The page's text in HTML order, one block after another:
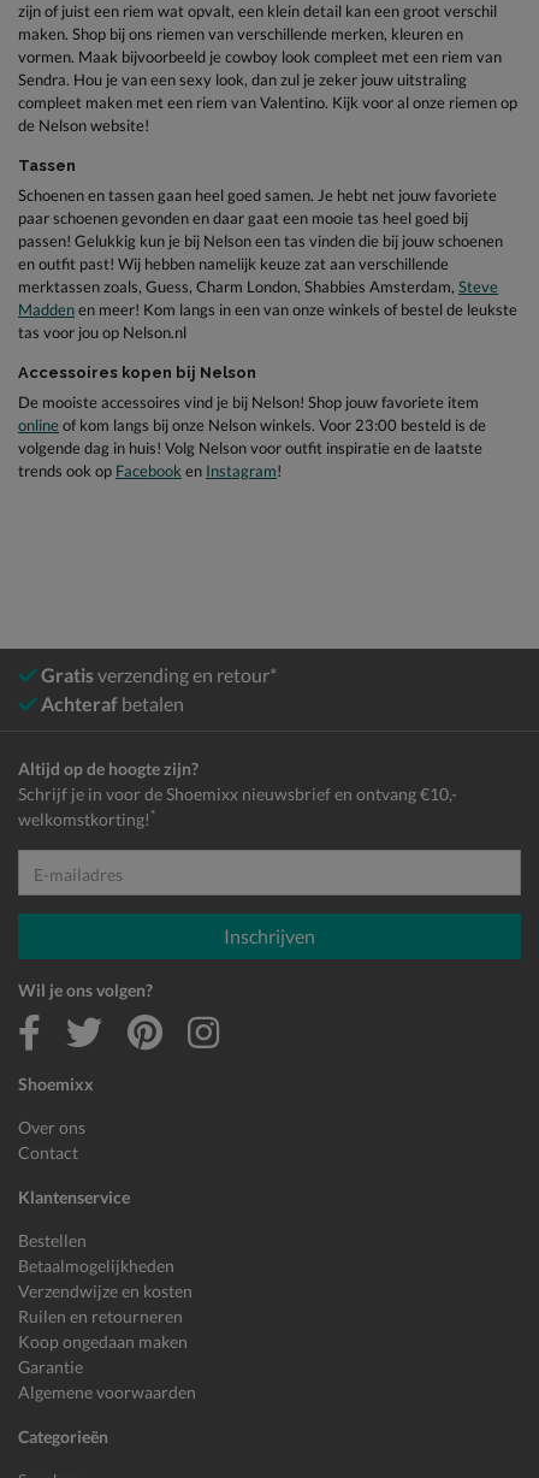
zijn of juist een riem wat opvalt, een klein detail kan een groot verschil
maken. Shop bij ons riemen van verschillende merken, kleuren en
vormen. Maak bijvoorbeeld je cowboy look compleet met een riem van
Sendra. Hou je van een sexy look, dan zul je zeker jouw uitstraling
compleet maken met een riem van Valentino. Kijk voor al onze riemenop
de Nelson website!
Tassen
Schoenen en tassen gaan heel goed samen. Je hebt net jouw favoriete
paar schoenen gevonden en daar gaat een mooie tas heel goed bij
passen! Gelukkig kun je bij Nelson een tas vinden die bij jouw schoenen
en outfit past! Wij hebben namelijk keuze zat aanverschillende
merktassenzoals, Guess, Charm London, Shabbies Amsterdam, Steve
Maddenen meer! Kom langs in een van onze winkels of bestel de leukste
tas voor jou op Nelson.nl
Accessoires kopen bij Nelson
De mooiste accessoires vind je bij Nelson! Shop jouw favoriete item
online of kom langs bij onze Nelson winkels. Voor 23:00 besteld is de
volgende dag in huis! Volg Nelson voor outfit inspiratie en de laatste
trends ook op Facebooken Instagram!
Gratisverzending en retour*
Achteraf betalen
Shoemixx
Over ons
Contact
Klantenservice
Bestellen
Betaalmogelijkheden
Verzendwijze en kosten
Ruilen en retourneren
Koop ongedaan maken
Garantie
Algemene voorwaarden
Categorieën
Altijd op de hoogte zijn?
Schrijf je in voor de Shoemixx nieuwsbrief en ontvang €10,-
welkomstkorting! *
E-mailadres
Inschrijven
Wil je ons volgen?